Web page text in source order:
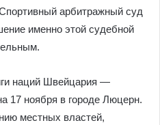
арбитражный суд
именно этой судебной
наций Швейцария —
17 ноября в городе Люцерн.
местных властей,